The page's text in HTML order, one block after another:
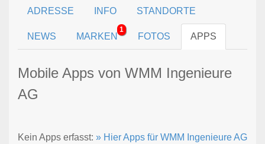
ADRESSE INFO STANDORTE
NEWS MARKEN
1
FOTOS APPS
Mobile Apps von WMM Ingenieure
AG
Kein Apps erfasst: » Hier Apps für WMM Ingenieure AG